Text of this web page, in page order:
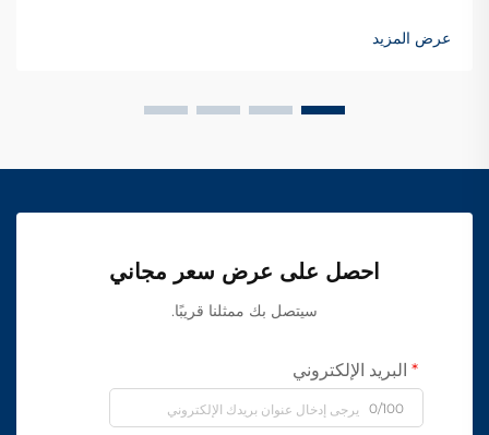
عرض المزيد
احصل على عرض سعر مجاني
سيتصل بك ممثلنا قريبًا.
البريد الإلكتروني
0/100